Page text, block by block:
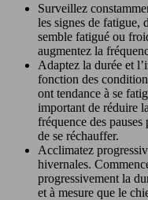
Surveillez
les signes de fatigue,
semble fatigué ou
augmentez la
Adaptez la durée et
fonction des
ont tendance à se
important de réduire
fréquence des
de se réchauffer.
Acclimatez
hivernales.
progressivement la
et à mesure que le